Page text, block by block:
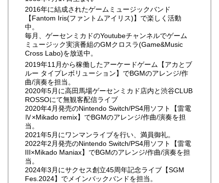
2016年に結成されたゲームミュージックバンド
【Fantom Iris(ファントムアイリス)】で楽しく活動
中。
毎月、ゲーセンミカドのYoutubeチャンネルでゲーム
ミュージック実演番組のGMクロスラ(Game&Music
Cross Labo)を放送中。
2019年11月から稼働したアーケードゲーム【アカとブ
ルー タイプレボリューション】でBGMのアレンジ/作
曲/演奏を担当。
2020年5月に高田馬場ゲーセンミカド店内と渋谷CLUB
ROSSOにて無観客配信ライブ
2020年4月発売のNintendo Switch/PS4用ソフト【雷電
Ⅳ×Mikado remix】でBGMのアレンジ/作曲/演奏を担
当。
2021年5月にワンマンライブを行い、満員御礼。
2022年2月発売のNintendo Switch/PS4用ソフト【雷電
III×Mikado Maniax】でBGMのアレンジ/作曲/演奏を担
当。
2024年3月にサクセス創立45周年記念ライブ【SGM
Fes.2024】でメインバックバンドを担当。